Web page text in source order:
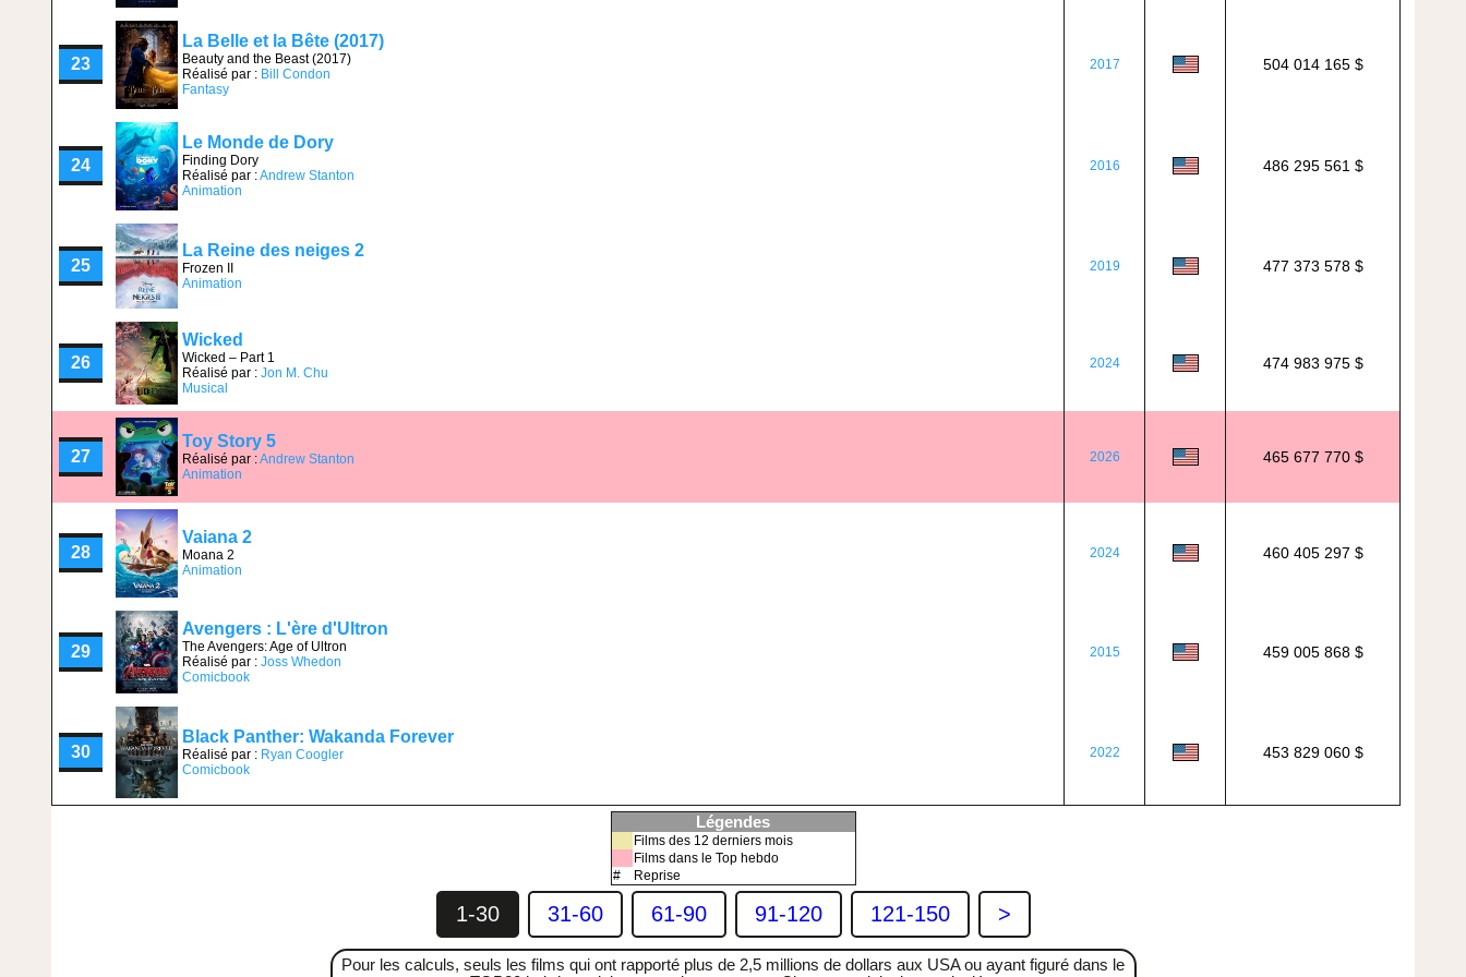
23
La Belle et la Bête (2017)
Beauty and the Beast (2017)
Réalisé par : Bill Condon
Fantasy
2017 504 014 165 $
24
Le Monde de Dory
Finding Dory
Réalisé par :Andrew Stanton
Animation
2016 486 295 561 $
25
La Reine des neiges 2
Frozen II
Animation
2019 477 373 578 $
26
Wicked
Wicked – Part 1
Réalisé par : Jon M. Chu
Musical
2024 474 983 975 $
27
Toy Story 5
Réalisé par :Andrew Stanton
Animation
2026 465 677 770 $
28
Vaiana 2
Moana 2
Animation
2024 460 405 297 $
29
Avengers : L'ère d'Ultron
The Avengers: Age of Ultron
Réalisé par : Joss Whedon
Comicbook
2015 459 005 868 $
30
Black Panther: Wakanda Forever
Réalisé par : Ryan Coogler
Comicbook
2022 453 829 060 $
Légendes
Films des 12 derniers mois
Films dans le Top hebdo
#
Reprise
1-30 31-60 61-90 91-120 121-150 >
Pour les calculs, seuls les films qui ont rapporté plus de 2,5 millions de dollars aux USA ou ayant figuré dans le